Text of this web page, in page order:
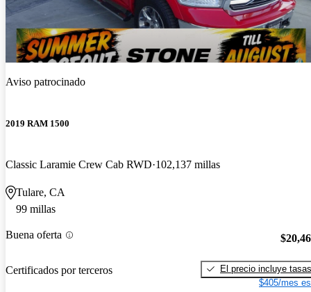
Aviso patrocinado
2019 RAM 1500
Classic Laramie Crew Cab RWD 102,137 millas
Tulare, CA
99 millas
Buena oferta
Certificados por terceros
El precio incluye tasas
$405/mes